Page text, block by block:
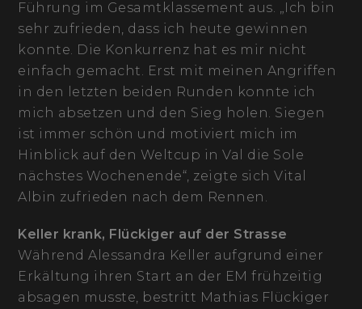
Führung im Gesamtklassement aus. „Ich bin
sehr zufrieden, dass ich heute gewinnen
konnte. Die Konkurrenz hat es mir nicht
einfach gemacht. Erst mit meinen Angriffen
in den letzten beiden Runden konnte ich
mich absetzen und den Sieg holen. Siegen
ist immer schön und motiviert mich im
Hinblick auf den Weltcup in Val die Sole
nächstes Wochenende“, zeigte sich Vital
Albin zufrieden nach dem Rennen.
Keller krank, Flückiger auf der Strasse
Während Alessandra Keller aufgrund einer
Erkältung ihren Start an der EM frühzeitig
absagen musste, bestritt Mathias Flückiger